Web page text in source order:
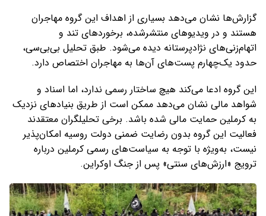
گزارش‌ها نشان می‌دهد بسیاری از اهداف این گروه مهاجران
هستند و در ویدیوهای منتشرشده، برخوردهای تند و
اتهام‌زنی‌های نژادپرستانه دیده می‌شود. طبق تحلیل بی‌بی‌سی،
حدود یک‌چهارم پست‌های آن‌ها به مهاجران اختصاص دارد.
این گروه ادعا می‌کند هیچ ساختار رسمی ندارد، اما اسناد و
شواهد مالی نشان می‌دهد ممکن است از طریق بنیادهای نزدیک
به کرملین حمایت مالی شده باشد. برخی تحلیلگران معتقدند
فعالیت این گروه بدون رضایت ضمنی دولت روسیه امکان‌پذیر
نیست، به‌ویژه با توجه به سیاست‌های رسمی کرملین درباره
ترویج «ارزش‌های سنتی» پس از جنگ اوکراین.